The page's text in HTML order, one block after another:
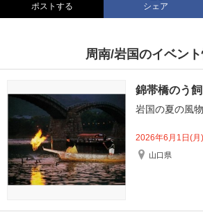
ポストする シェア
周南/岩国のイベン
錦帯橋のう飼
岩国の夏の風
2026年6月1日(
山口県